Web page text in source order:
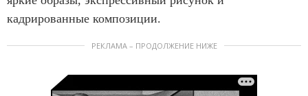
кадрированные композиции.
РЕКЛАМА – ПРОДОЛЖЕНИЕ НИЖЕ